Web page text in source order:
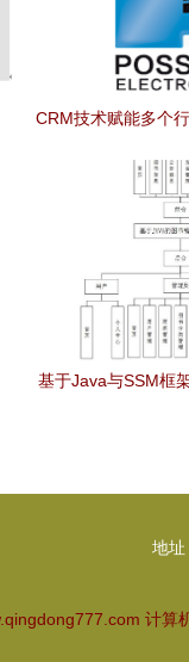
CRM技术赋能多个
基于Java与SSM框
地址
计算